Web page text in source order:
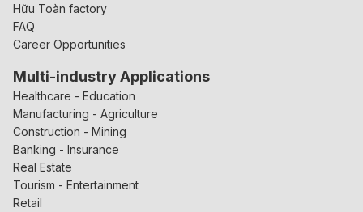
Hữu Toàn factory
FAQ
Career Opportunities
Multi-industry Applications
Healthcare - Education
Manufacturing - Agriculture
Construction - Mining
Banking - Insurance
Real Estate
Tourism - Entertainment
Retail